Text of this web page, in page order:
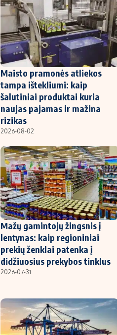
Maisto pramonės atliekos
tampa ištekliumi: kaip
šalutiniai produktai kuria
naujas pajamas ir mažina
rizikas
2026-08-02
Mažų gamintojų žingsnis į
lentynas: kaip regioniniai
prekių ženklai patenka į
didžiuosius prekybos tinklus
2026-07-31